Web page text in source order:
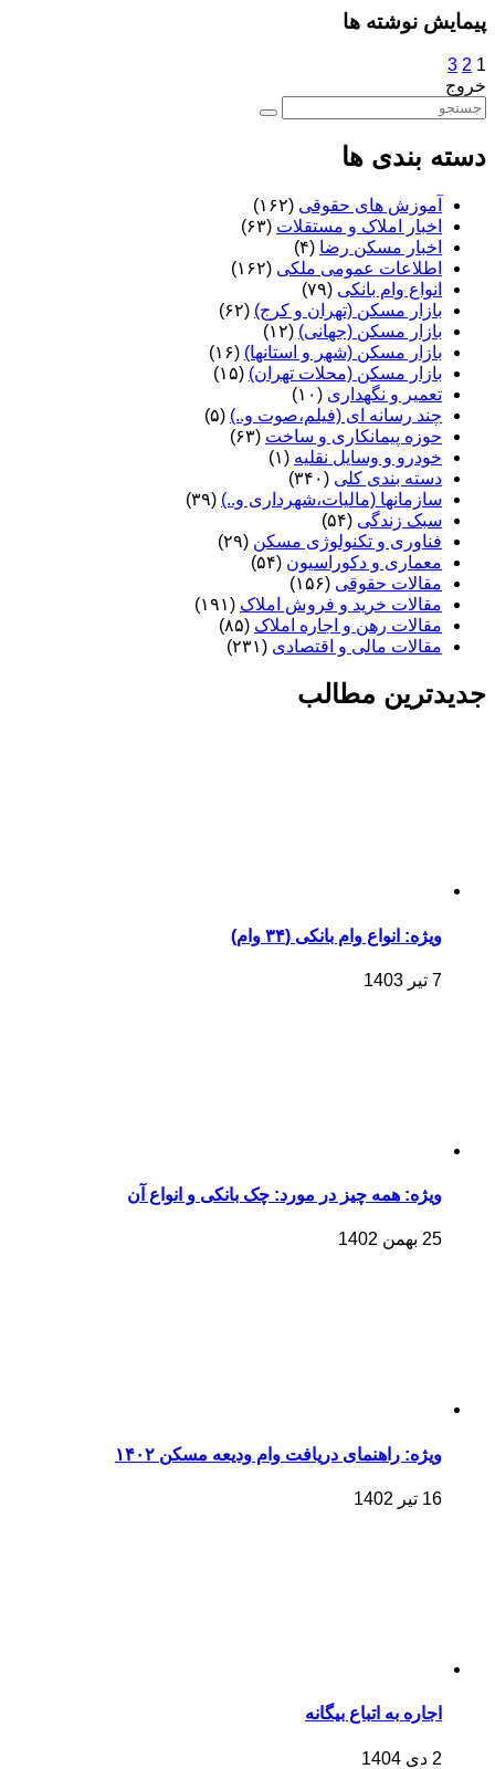
پیمایش نوشته ها
1
2
3
خروج
دسته بندی ها
آموزش های حقوقی (۱۶۲)
اخبار املاک و مستقلات (۶۳)
اخبار مسکن رضا (۴)
اطلاعات عمومی ملکی (۱۶۲)
انواع وام بانکی (۷۹)
بازار مسکن (تهران و کرج) (۶۲)
بازار مسکن (جهانی) (۱۲)
بازار مسکن (شهر و استانها) (۱۶)
بازار مسکن (محلات تهران) (۱۵)
تعمیر و نگهداری (۱۰)
چند رسانه ای (فیلم،صوت و..) (۵)
حوزه پیمانکاری و ساخت (۶۳)
خودرو و وسایل نقلیه (۱)
دسته بندی کلی (۳۴۰)
سازمانها (مالیات،شهرداری و..) (۳۹)
سبک زندگی (۵۴)
فناوری و تکنولوژی مسکن (۲۹)
معماری و دکوراسیون (۵۴)
مقالات حقوقی (۱۵۶)
مقالات خرید و فروش املاک (۱۹۱)
مقالات رهن و اجاره املاک (۸۵)
مقالات مالی و اقتصادی (۲۳۱)
جدیدترین مطالب
ویژه: انواع وام بانکی (۳۴ وام)
7 تیر 1403
ویژه: همه چیز در مورد: چک بانکی و انواع آن
25 بهمن 1402
ویژه: راهنمای دریافت وام ودیعه مسکن ۱۴۰۲
16 تیر 1402
اجاره به اتباع بیگانه
2 دی 1404